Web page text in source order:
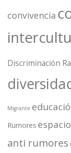
convivencia
Discriminación
Migrante
Rumores
anti rumores